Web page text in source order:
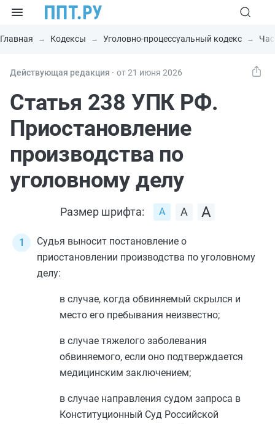
Главная Кодексы Уголовно-процессуальный кодекс
Действующая редакция ⸱ от 21 июня 2026
Статья 238 УПК РФ.
Приостановление
производства по
уголовному делу
Размер шрифта:
Судья выносит постановление о
приостановлении производства по уголовному
делу:
в случае, когда обвиняемый скрылся и
место его пребывания неизвестно;
в случае тяжелого заболевания
обвиняемого, если оно подтверждается
медицинским заключением;
в случае направления судом запроса в
Конституционный Суд Российской